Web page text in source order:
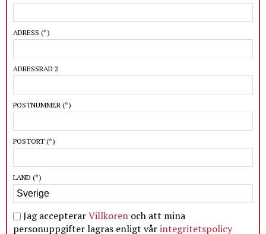
ADRESS (*)
ADRESSRAD 2
POSTNUMMER (*)
POSTORT (*)
LAND (*)
Jag accepterarVillkoren och att mina
personuppgifter lagras enligt vårintegritetspolicy